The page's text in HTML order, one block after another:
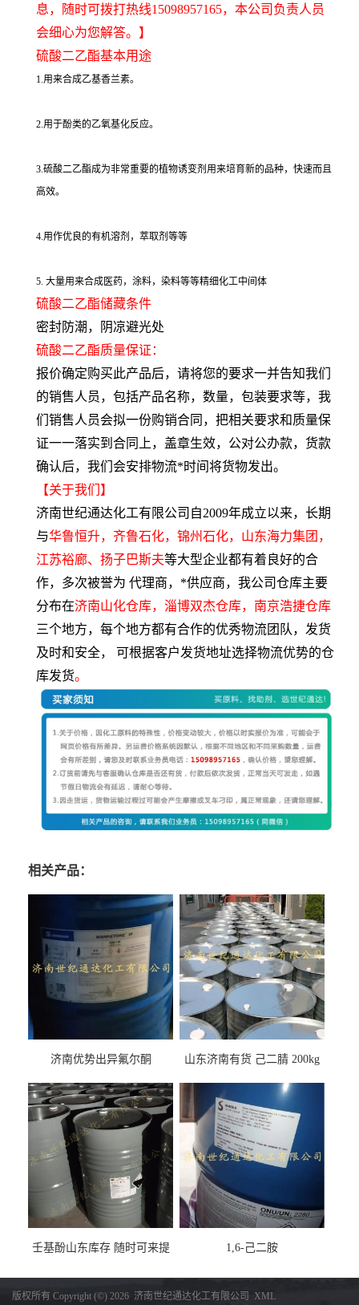
息，随时可拨打热线15098957165，本公司负责人员
会细心为您解答。】
硫酸二乙酯基本用途
1.用来合成乙基香兰素。
2.用于酚类的乙氧基化反应。
3.硫酸二乙酯成为非常重要的植物诱变剂用来培育新的品种，快速而且
高效。
4.用作优良的有机溶剂，萃取剂等等
5. 大量用来合成医药，涂料，染料等等精细化工中间体
硫酸二乙酯储藏条件
密封防潮，阴凉避光处
硫酸二乙酯质量保证：
报价确定购买此产品后，请将您的要求一并告知我们
的销售人员，包括产品名称，数量，包装要求等，我
们销售人员会拟一份购销合同，把相关要求和质量保
证一一落实到合同上，盖章生效，公对公办款，货款
确认后，我们会安排物流*时间将货物发出。
【关于我们】
济南世纪通达化工有限公司自2009年成立以来，长期
与华鲁恒升，齐鲁石化，锦州石化，山东海力集团，
江苏裕廊、扬子巴斯夫等大型企业都有着良好的合
作，多次被誉为 代理商，*供应商，我公司仓库主要
分布在济南山化仓库，淄博双杰仓库，南京浩捷仓库
三个地方，每个地方都有合作的优秀物流团队，发货
及时和安全， 可根据客户发货地址选择物流优势的仓
库发货。
相关产品：
济南优势出异氟尔酮
山东济南有货 己二腈 200kg
壬基酚山东库存 随时可来提
1,6-己二胺
版权所有 Copyright (©) 2026 济南世纪通达化工有限公司 XML